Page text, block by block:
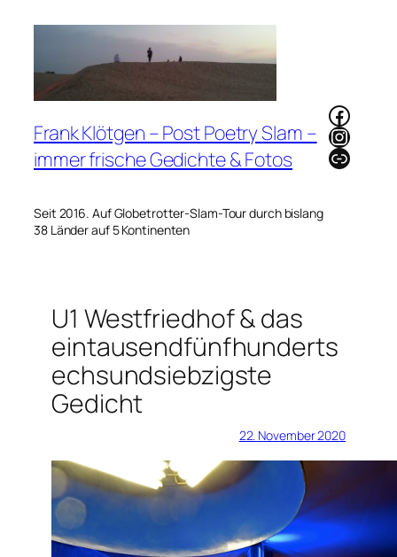
Frank Klötgen – Post Poetry Slam –
immer frische Gedichte & Fotos
Seit 2016. Auf Globetrotter-Slam-Tour durch bislang
38 Länder auf 5 Kontinenten
Link
U1 Westfriedhof & das
eintausendfünfhunderts
echsundsiebzigste
Gedicht
22. November 2020